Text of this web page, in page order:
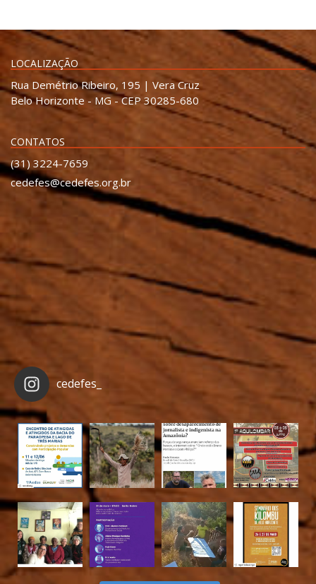
LOCALIZAÇÃO
Rua Demétrio Ribeiro, 195 | Vera Cruz
Belo Horizonte - MG - CEP 30285-680
CONTATOS
(31) 3224-7659
cedefes@cedefes.org.br
cedefes_